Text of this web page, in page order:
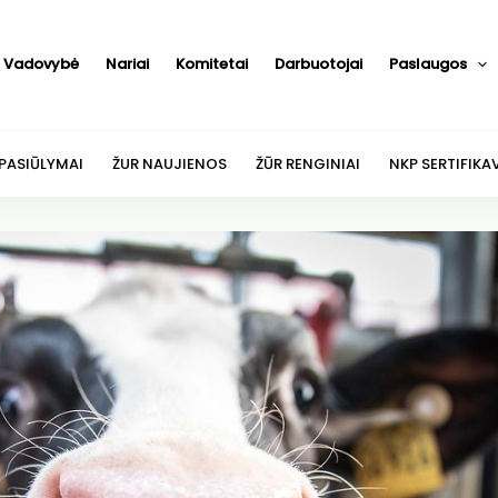
Vadovybė Nariai Komitetai Darbuotojai Paslaugos
ŽUR NAUJIENOS ŽŪR RENGINIAI NKP